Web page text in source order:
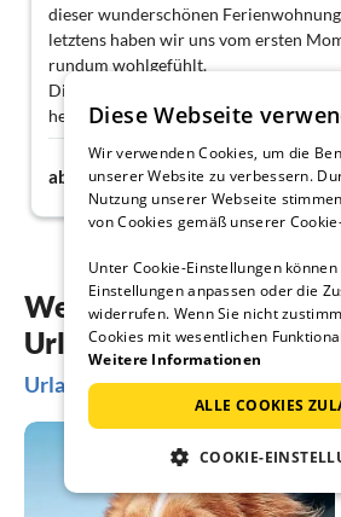
dieser wunderschönen
letztens haben wir uns vom ersten
rundum wohlgefühlt.
Die Gastgeber sind einfach großartig:
herzlich, aufmerksam, hilfsbereit und
einer so offenen liebevollen Art dass
sofort willkommen fühlt.
Die Wohnung ist liebevoll eingerichtet,
sauber, komfortabel und bestens
der Eifel ist traumhaft, wir haben tolle
Wanderungen gemacht und das schöne
Wetter genossen.
Ein rundum gelungener Urlaub- vielen
und wir kommen wieder.
Ilona & Joel
ab 70€ Nacht
Weitere Inspiration für
Urlaubsplanung
Urlaubsideen in Stolberg
Diese Webseite
Wir verwenden Cookies, um die
unserer Website zu verbessern.
Nutzung unserer Webseite
von Cookies gemäß unserer
Unter Cookie-Einstellungen können
Einstellungen anpassen oder die
widerrufen. Wenn Sie nicht
Cookies mit wesentlichen
Weitere Informationen
ALLE COOKIES
COOKIE-